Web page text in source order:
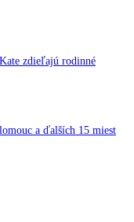
zdieľajú rodinné
a ďalších 15 miest